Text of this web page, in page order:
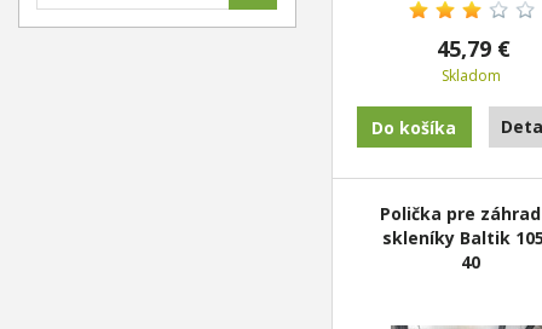
45,79 €
Skladom
Polička pre
skleníky Baltik
40